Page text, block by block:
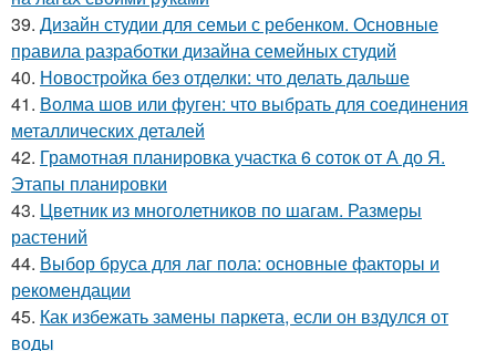
39. Дизайн студии для семьи с ребенком. Основные
правила разработки дизайна семейных студий
40. Новостройка без отделки: что делать дальше
41. Волма шов или фуген: что выбрать для соединения
металлических деталей
42. Грамотная планировка участка 6 соток от А до Я.
Этапы планировки
43. Цветник из многолетников по шагам. Размеры
растений
44. Выбор бруса для лаг пола: основные факторы и
рекомендации
45. Как избежать замены паркета, если он вздулся от
воды